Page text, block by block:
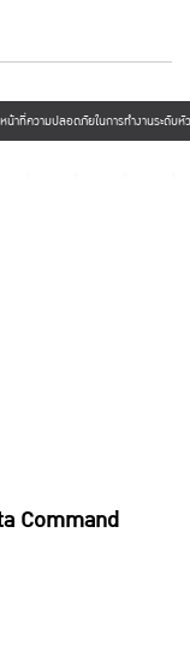
น้าที่ความปลอดภัยในการทำงานระดับ
Command